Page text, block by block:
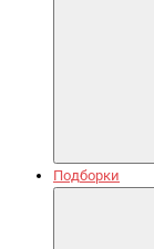
Подборки